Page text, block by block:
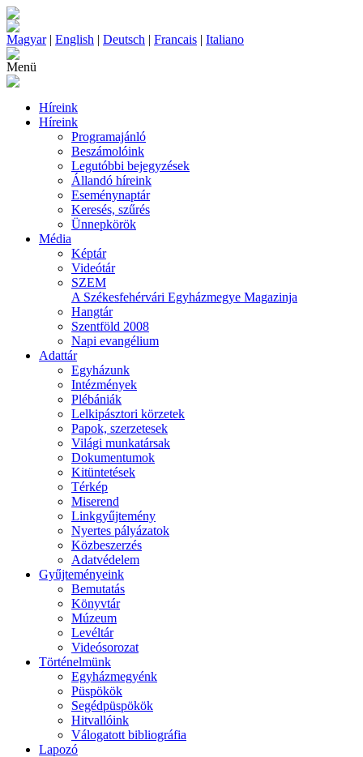
Magyar| English | Deutsch | Francais | Italiano
Menü
Híreink
Híreink
Programajánló
Beszámolóink
Legutóbbi bejegyzések
Állandó híreink
Eseménynaptár
Keresés, szűrés
Ünnepkörök
Média
Képtár
Videótár
SZEM
A Székesfehérvári Egyházmegye Magazinja
Hangtár
Szentföld 2008
Napi evangélium
Adattár
Egyházunk
Intézmények
Plébániák
Lelkipásztori körzetek
Papok, szerzetesek
Világi munkatársak
Dokumentumok
Kitüntetések
Térkép
Miserend
Linkgyűjtemény
Nyertes pályázatok
Közbeszerzés
Adatvédelem
Gyűjteményeink
Bemutatás
Könyvtár
Múzeum
Levéltár
Videósorozat
Történelmünk
Egyházmegyénk
Püspökök
Segédpüspökök
Hitvallóink
Válogatott bibliográfia
Lapozó